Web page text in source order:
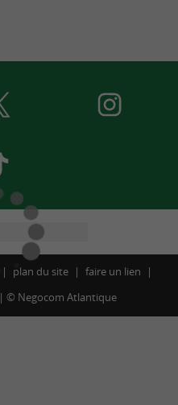
plan du site
faire un lien
© Negocom Atlantique